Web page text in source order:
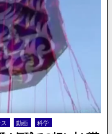
動画 科学